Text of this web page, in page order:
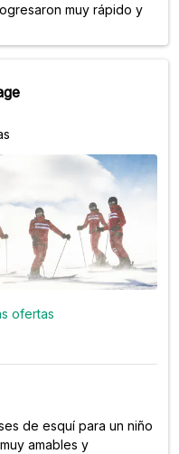
muy rápido y
ofertas
de esquí para un niño
amables y